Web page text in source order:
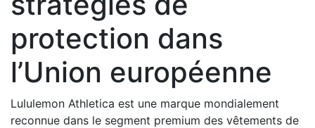
protection dans
l’Union européenne
Lululemon Athletica est une marque mondialement
reconnue dans le segment premium des vêtements de